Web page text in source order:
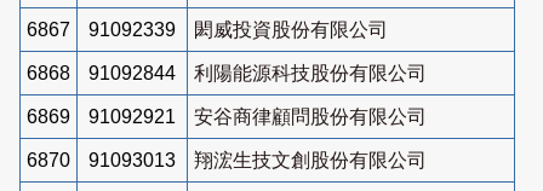
6867 91092339 閎威投資股份有限公司
6868 91092844 利陽能源科技股份有限公司
6869 91092921 安谷商律顧問股份有限公司
6870 91093013 翔浤生技文創股份有限公司